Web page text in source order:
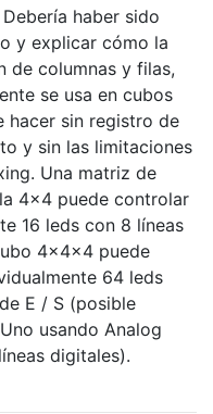
haber sido
y explicar cómo la
de columnas y filas,
se usa en cubos
hacer sin registro de
y sin las limitaciones
Una matriz de
4x4 puede controlar
16 leds con 8 líneas
4x4x4 puede
64 leds
E / S (posible
usando Analog
digitales).